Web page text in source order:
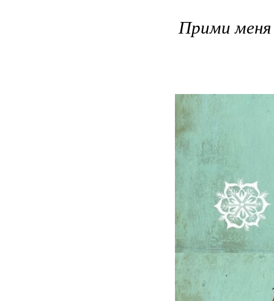
Прими меня